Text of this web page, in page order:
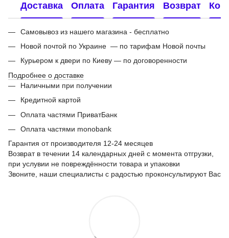
Доставка Оплата Гарантия Возврат
Самовывоз из нашего магазина - бесплатно
Новой почтой по Украине — по тарифам Новой почты
Курьером к двери по Киеву — по договоренности
Подробнее о доставке
Наличными при получении
Кредитной картой
Оплата частями ПриватБанк
Оплата частями monobank
Гарантия от производителя 12-24 месяцев
Возврат в течении 14 календарных дней с момента отгрузки,
при услувии не повреждённости товара и упаковки
Звоните, наши специалисты с радостью проконсультируют Вас